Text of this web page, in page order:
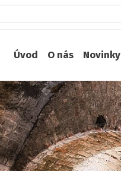
Úvod O nás Novinky